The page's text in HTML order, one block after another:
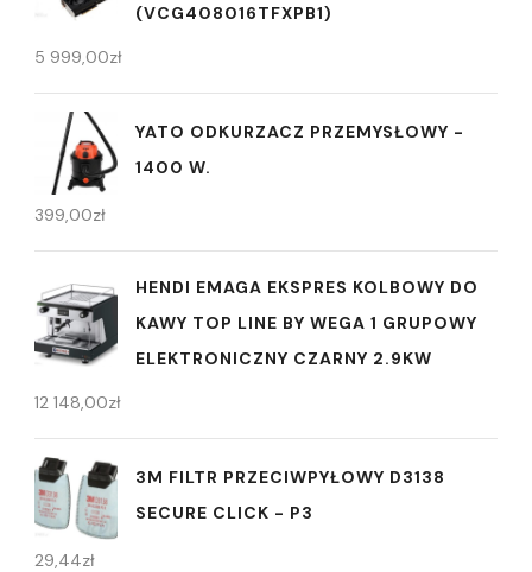
(VCG408016TFXPB1)
5 999,00zł
YATO ODKURZACZ PRZEMYSŁOWY -
1400 W.
399,00zł
HENDI EMAGA EKSPRES KOLBOWY DO
KAWY TOP LINE BY WEGA 1 GRUPOWY
ELEKTRONICZNY CZARNY 2.9KW
12 148,00zł
3M FILTR PRZECIWPYŁOWY D3138
SECURE CLICK - P3
29,44zł